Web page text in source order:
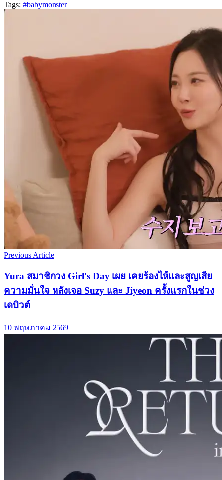
Tags: #babymonster
Previous Article
Yura สมาชิกวง Girl's Day เผย เคยร้องไห้และสูญเสีย
ความมั่นใจ หลังเจอ Suzy และ Jiyeon ครั้งแรกในช่วง
เดบิวต์
10 พฤษภาคม 2569